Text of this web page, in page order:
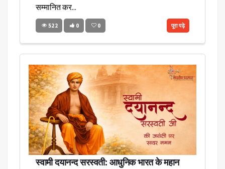
सम्मानित कर...
522 0 0 पूरा पढ़े
स्वामी दयानन्द सरस्वती: आधुनिक भारत के महान